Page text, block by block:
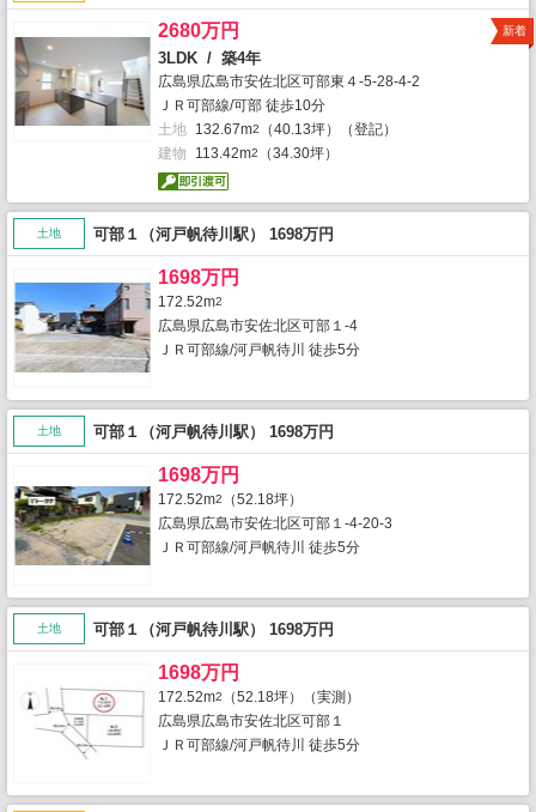
2680万円
3LDK / 築4年
広島県広島市安佐北区可部東４-5-28-4-2
ＪＲ可部線/可部 徒歩10分
土地 132.67m2
（40.13坪）（登記）
建物
113.42m2 （34.30坪）
新着
土地 可部１（河戸帆待川駅） 1698万円
1698万円
172.52m2
広島県広島市安佐北区可部１-4
ＪＲ可部線/河戸帆待川 徒歩5分
土地 可部１（河戸帆待川駅） 1698万円
1698万円
172.52m2
（52.18坪）
広島県広島市安佐北区可部１-4-20-3
ＪＲ可部線/河戸帆待川 徒歩5分
土地 可部１（河戸帆待川駅） 1698万円
1698万円
172.52m2
（52.18坪）（実測）
広島県広島市安佐北区可部１
ＪＲ可部線/河戸帆待川 徒歩5分